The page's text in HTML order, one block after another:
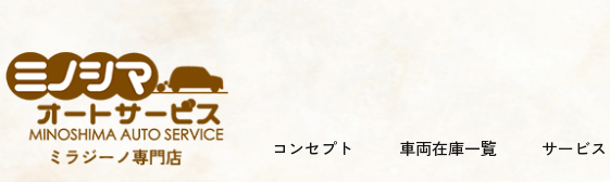
コンセプト 車両在庫一覧 サービス